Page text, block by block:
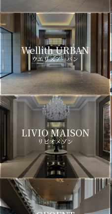
Wellith URBAN
ウエリスアーバン
LIVIO MAISON
リビオメゾン